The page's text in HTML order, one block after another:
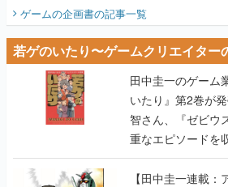
ゲームの企画書の記事一覧
若ゲのいたり〜ゲームクリエイター
田中圭一のゲーム
いたり』第2巻が
智さん、『ゼビウ
重なエピソードを
【田中圭一連載：ア